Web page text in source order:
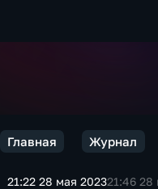
Главная Журнал
21:22 28 мая 202321:46 28